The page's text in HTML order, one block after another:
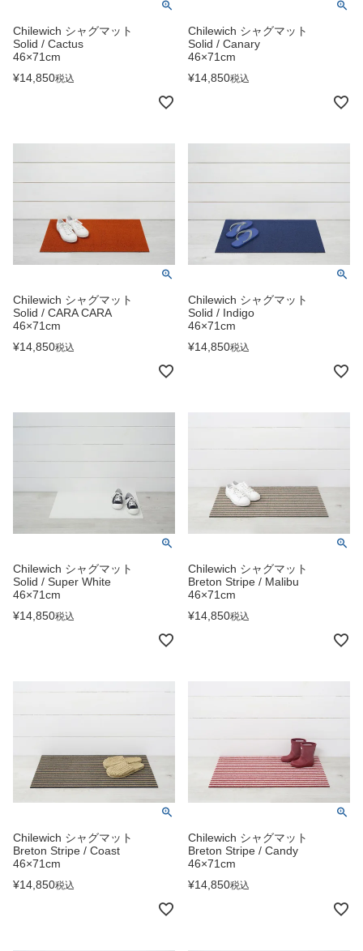
Chilewich シャグマット
Solid / Cactus
46×71cm
¥14,850税込
Chilewich シャグマット
Solid / Canary
46×71cm
¥14,850税込
Chilewich シャグマット
Solid / CARA CARA
46×71cm
¥14,850税込
Chilewich シャグマット
Solid / Indigo
46×71cm
¥14,850税込
Chilewich シャグマット
Solid / Super White
46×71cm
¥14,850税込
Chilewich シャグマット
Breton Stripe / Malibu
46×71cm
¥14,850税込
Chilewich シャグマット
Breton Stripe / Coast
46×71cm
¥14,850税込
Chilewich シャグマット
Breton Stripe / Candy
46×71cm
¥14,850税込